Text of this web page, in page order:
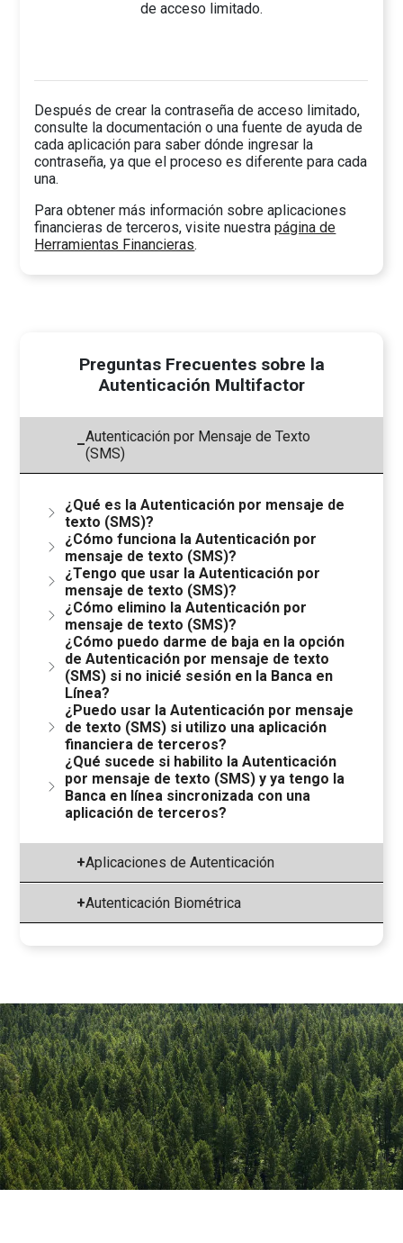
de acceso limitado.
Después de crear la contraseña de acceso limitado,
consulte la documentación o una fuente de ayuda de
cada aplicación para saber dónde ingresar la
contraseña, ya que el proceso es diferente para cada
una.
Para obtener más información sobre aplicaciones
financieras de terceros, visite nuestrapágina de
Herramientas Financieras.
Preguntas Frecuentes sobre la
Autenticación Multifactor
–Autenticación por Mensaje de Texto
(SMS)
¿Qué es la Autenticación por mensaje de
texto (SMS)?
¿Cómo funciona la Autenticación por
mensaje de texto (SMS)?
¿Tengo que usar la Autenticación por
mensaje de texto (SMS)?
¿Cómo elimino la Autenticación por
mensaje de texto (SMS)?
¿Cómo puedo darme de baja en la opción
de Autenticación por mensaje de texto
(SMS) si no inicié sesión en la Banca en
Línea?
¿Puedo usar la Autenticación por mensaje
de texto (SMS) si utilizo una aplicación
financiera de terceros?
¿Qué sucede si habilito la Autenticación
por mensaje de texto (SMS) y ya tengo la
Banca en línea sincronizada con una
aplicación de terceros?
+Aplicaciones de Autenticación
+Autenticación Biométrica